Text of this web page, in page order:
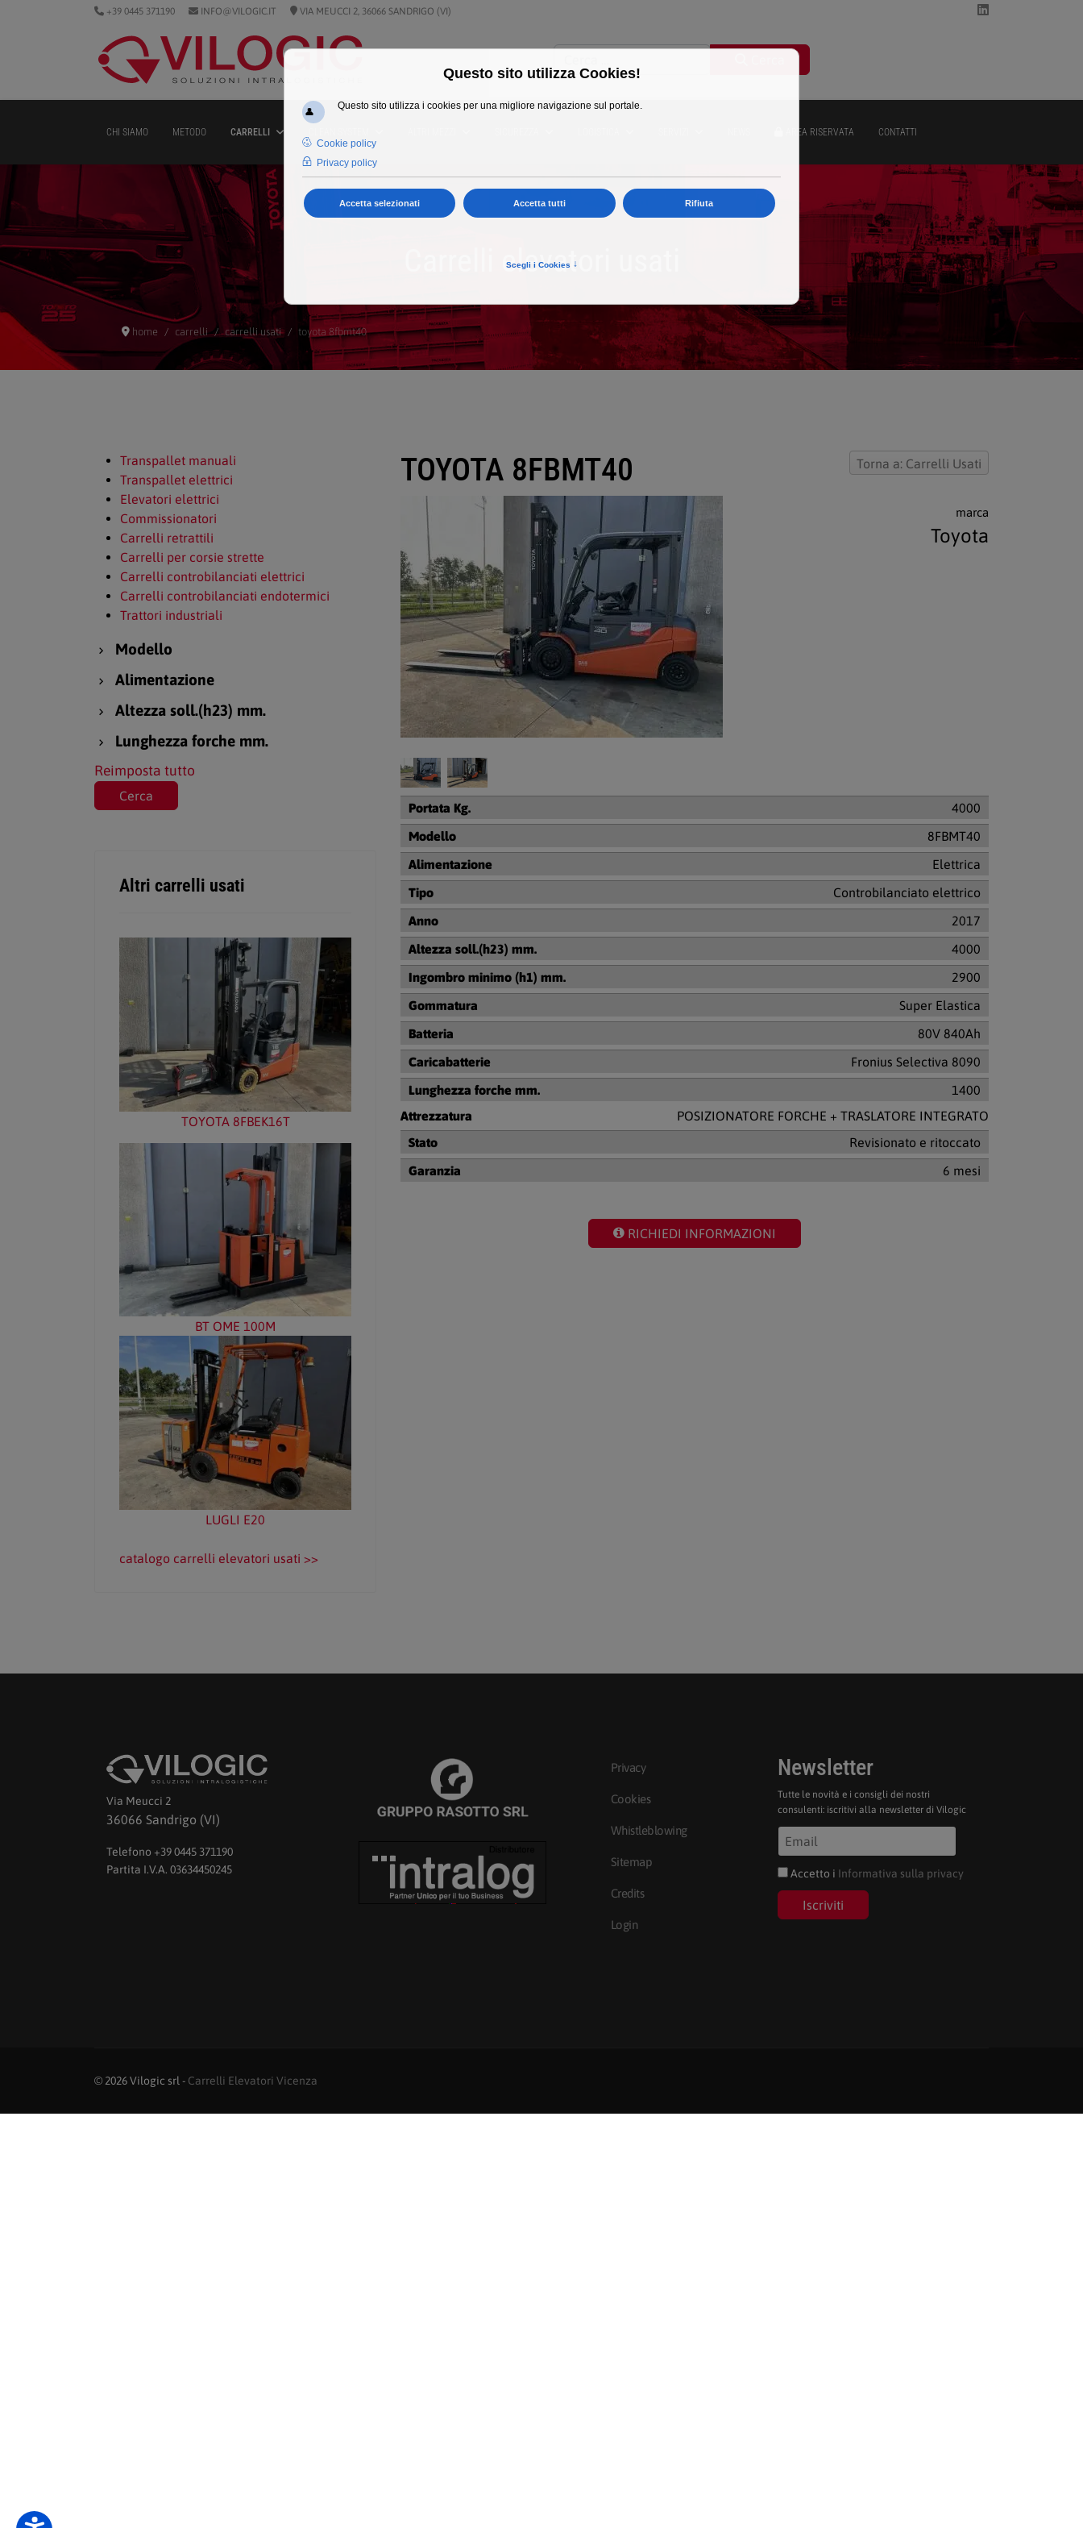
+39 0445 371190 INFO@VILOGIC.IT VIA MEUCCI 2, 36066 SANDRIGO (VI)
Cerca
CHI SIAMO METODO CARRELLI AREA RISERVATA CONTATTI
Carrelli elevatori usati
home carrelli carrelli usati toyota 8fbmt40
Transpallet manuali
Transpallet elettrici
Elevatori elettrici
Commissionatori
Carrelli retrattili
Carrelli per corsie strette
Carrelli controbilanciati elettrici
Carrelli controbilanciati endotermici
Trattori industriali
Modello
Alimentazione
Altezza soll.(h23) mm.
Lunghezza forche mm.
Reimposta tutto
Altri carrelli usati
TOYOTA 8FBEK16T
BT OME 100M
LUGLI E20
catalogo carrelli elevatori usati >>
Torna a: Carrelli Usati
TOYOTA 8FBMT40
marca
Toyota
Portata Kg.
4000
Modello
8FBMT40
Alimentazione
Elettrica
Tipo
Controbilanciato elettrico
Anno
2017
Altezza soll.(h23) mm.
4000
Ingombro minimo (h1) mm.
2900
Gommatura
Super Elastica
Batteria
80V 840Ah
Caricabatterie
Fronius Selectiva 8090
Lunghezza forche mm.
1400
Attrezzatura
POSIZIONATORE FORCHE + TRASLATORE INTEGRATO
Stato
Revisionato e ritoccato
Garanzia
6 mesi
RICHIEDI INFORMAZIONI
Via Meucci 2
36066 Sandrigo (VI)
Telefono +39 0445 371190
Partita I.V.A. 03634450245
Privacy
Cookies
Whistleblowing
Sitemap
Credits
Login
Newsletter
Tutte le novità e i consigli dei nostri
consulenti: iscritivi alla newsletter di Vilogic
Accetto i Informativa sulla privacy
Iscriviti
© 2026 Vilogic srl - Carrelli Elevatori Vicenza